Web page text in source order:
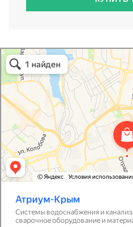
Атриум-Крым
Системы водоснабжения, отопления,
Снабжение строительных объектов в